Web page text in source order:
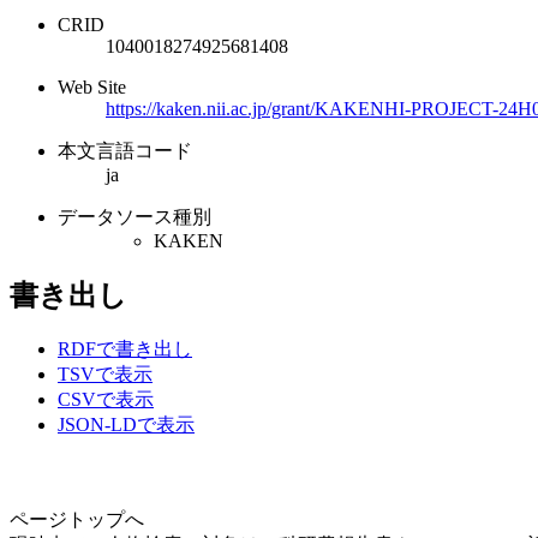
CRID
1040018274925681408
Web Site
https://kaken.nii.ac.jp/grant/KAKENHI-PROJECT-
本文言語コード
ja
データソース種別
KAKEN
書き出し
RDFで書き出し
TSVで表示
CSVで表示
JSON-LDで表示
ページトップへ